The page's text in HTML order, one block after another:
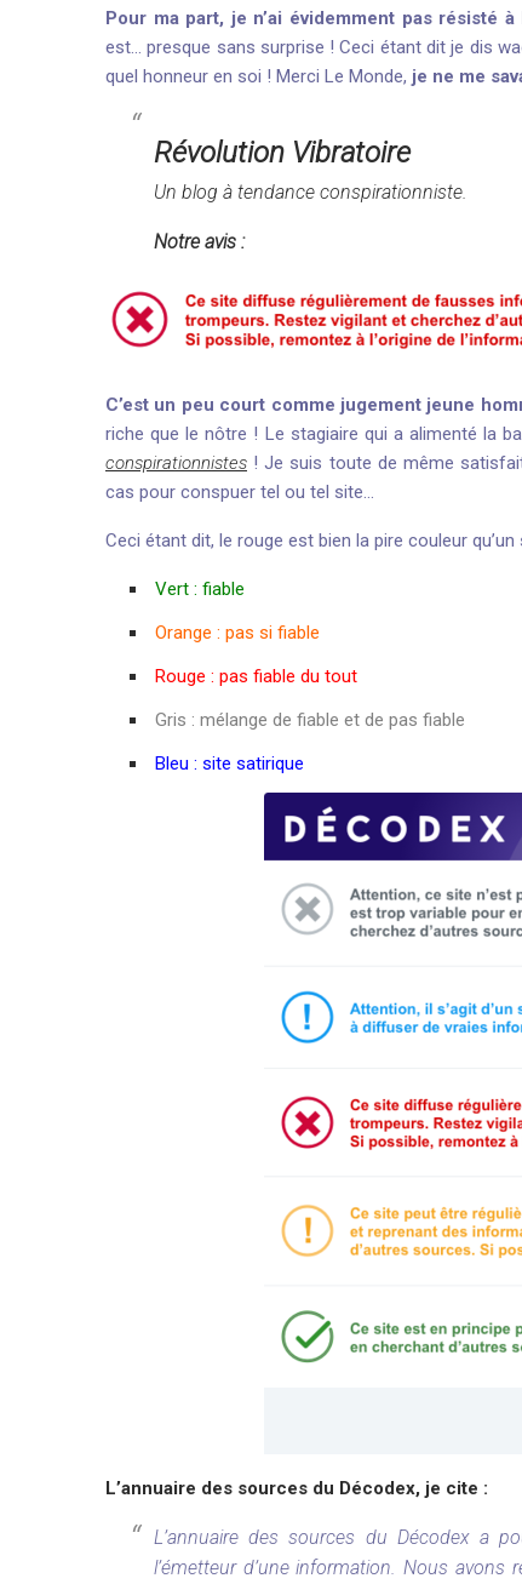
Pour ma part, je n’ai évidemment pas résisté
est… presque sans surprise ! Ceci étant dit je dis
quel honneur en soi ! Merci Le Monde, je ne me
Révolution Vibratoire
Un blog à tendance conspirationniste.
Notre avis :
C’est un peu court comme jugement jeune
riche que le nôtre ! Le stagiaire qui a alimenté la
conspirationnistes ! Je suis toute de même
cas pour conspuer tel ou tel site…
Ceci étant dit, le rouge est bien la pire couleur
Vert : fiable
Orange : pas si fiable
Rouge : pas fiable du tout
Gris : mélange de fiable et de pas fiable
Bleu : site satirique
L’annuaire des sources du Décodex, je cite :
L’annuaire des sources du Décodex a
l’émetteur d’une information. Nous